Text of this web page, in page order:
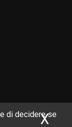
di decidere se
X